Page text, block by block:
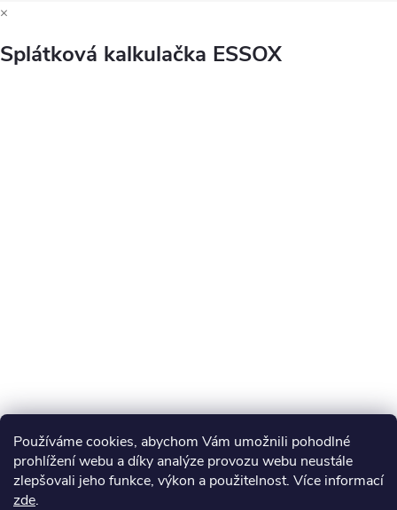
Používáme cookies, abychom Vám umožnili pohodlné
prohlížení webu a díky analýze provozu webu neustále
zlepšovali jeho funkce, výkon a použitelnost. Více informací
zde.
×
Splátková kalkulačka ESSOX